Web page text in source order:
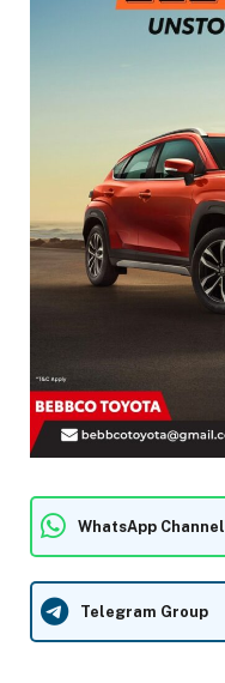
WhatsApp Channel
Telegram Group